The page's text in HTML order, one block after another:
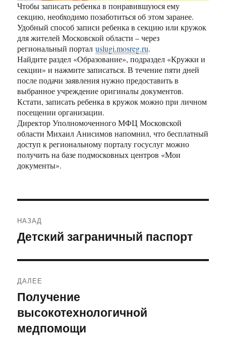
Чтобы записать ребенка в понравившуюся ему
секцию, необходимо позаботиться об этом заранее.
Удобный способ записи ребенка в секцию или кружок
для жителей Московской области – через
региональный порталuslugi.mosreg.ru.
Найдите раздел «Образование», подраздел «Кружки и
секции» и нажмите записаться. В течение пяти дней
после подачи заявления нужно предоставить в
выбранное учреждение оригиналы документов.
Кстати, записать ребенка в кружок можно при личном
посещении организации.
Директор Уполномоченного МФЦ Московской
области Михаил Анисимов напомнил, что бесплатный
доступ к региональному порталу госуслуг можно
получить на базе подмосковных центров «Мои
документы».
по
НАЗАД
Предыдущая
Детский заграничный паспорт
ДАЛЕЕ
Следующая
запись:
Получение
высокотехнологичной
медпомощи